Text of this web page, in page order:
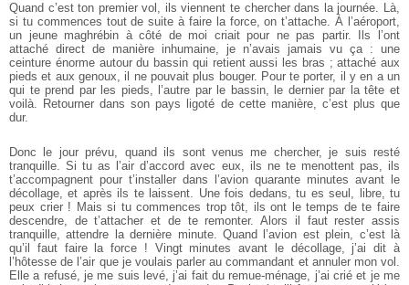
Quand c’est ton premier vol, ils viennent te chercher dans la journée. Là,
si tu commences tout de suite à faire la force, on t’attache. À l’aéroport,
un jeune maghrébin à côté de moi criait pour ne pas partir. Ils l’ont
attaché direct de manière inhumaine, je n’avais jamais vu ça : une
ceinture énorme autour du bassin qui retient aussi les bras ; attaché aux
pieds et aux genoux, il ne pouvait plus bouger. Pour te porter, il y en a un
qui te prend par les pieds, l’autre par le bassin, le dernier par la tête et
voilà. Retourner dans son pays ligoté de cette manière, c’est plus que
dur.
Donc le jour prévu, quand ils sont venus me chercher, je suis resté
tranquille. Si tu as l’air d’accord avec eux, ils ne te menottent pas, ils
t’accompagnent pour t’installer dans l’avion quarante minutes avant le
décollage, et après ils te laissent. Une fois dedans, tu es seul, libre, tu
peux crier ! Mais si tu commences trop tôt, ils ont le temps de te faire
descendre, de t’attacher et de te remonter. Alors il faut rester assis
tranquille, attendre la dernière minute. Quand l’avion est plein, c’est là
qu’il faut faire la force ! Vingt minutes avant le décollage, j’ai dit à
l’hôtesse de l’air que je voulais parler au commandant et annuler mon vol.
Elle a refusé, je me suis levé, j’ai fait du remue-ménage, j’ai crié et je me